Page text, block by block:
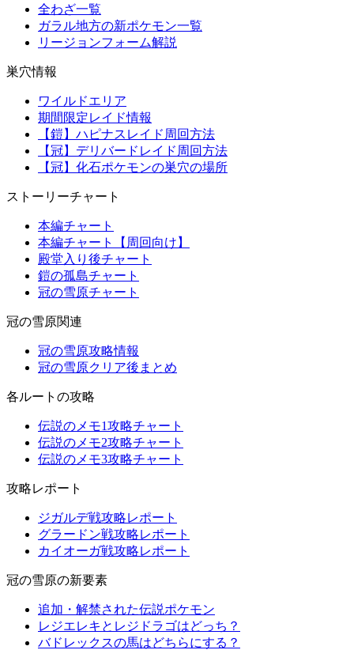
全わざ一覧
ガラル地方の新ポケモン一覧
リージョンフォーム解説
巣穴情報
ワイルドエリア
期間限定レイド情報
【鎧】ハピナスレイド周回方法
【冠】デリバードレイド周回方法
【冠】化石ポケモンの巣穴の場所
ストーリーチャート
本編チャート
本編チャート【周回向け】
殿堂入り後チャート
鎧の孤島チャート
冠の雪原チャート
冠の雪原関連
冠の雪原攻略情報
冠の雪原クリア後まとめ
各ルートの攻略
伝説のメモ1攻略チャート
伝説のメモ2攻略チャート
伝説のメモ3攻略チャート
攻略レポート
ジガルデ戦攻略レポート
グラードン戦攻略レポート
カイオーガ戦攻略レポート
冠の雪原の新要素
追加・解禁された伝説ポケモン
レジエレキとレジドラゴはどっち？
バドレックスの馬はどちらにする？